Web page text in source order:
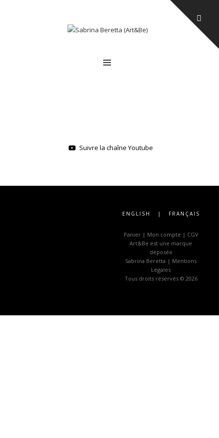
Suivre la chaîne Youtube
ENGLISH | FRANÇAIS
Panier| Mon compte | CGV
Art&Be est une marque
déposée
Sabrina Beretta | Mentions
Légales
Tous droits réservés © 2026